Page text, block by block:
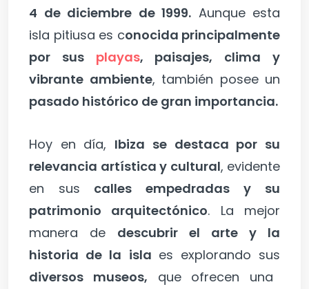
4 de diciembre de 1999. Aunque esta
isla pitiusa es conocida principalmente
por sus playas, paisajes, clima y
vibrante ambiente, también posee un
pasado histórico de gran importancia.
Hoy en día, Ibiza se destaca por su
relevancia artística y cultural, evidente
en sus calles empedradas y su
patrimonio arquitectónico. La mejor
manera de descubrir el arte y la
historia de la isla es explorando sus
diversos museos, que ofrecen una